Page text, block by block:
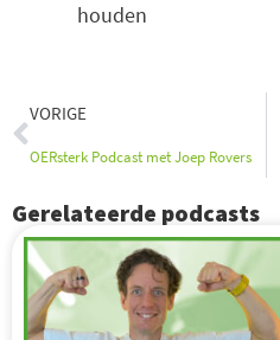
houden
Vorige
VORIGE
OERsterk Podcast met Joep Rovers
Gerelateerde podcasts